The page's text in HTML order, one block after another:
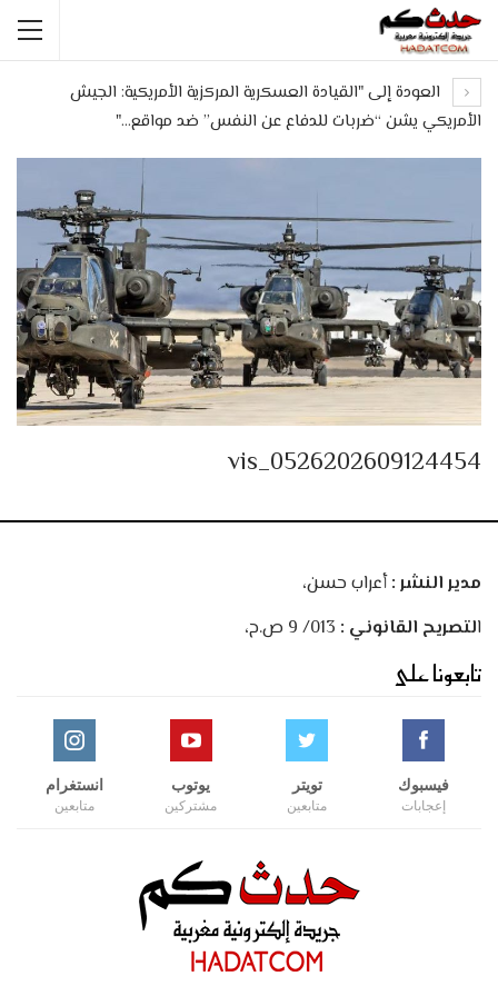
العودة إلى "القيادة العسكرية المركزية الأمريكية: الجيش
الأمريكي يشن “ضربات للدفاع عن النفس” ضد مواقع…"
vis_0526202609124454
مدير النشر :أعراب حسن،
التصريح القانوني :
تابعونا على
فيسبوك
إعجابات
تويتر
متابعين
يوتوب
مشتركين
انستغرام
متابعين